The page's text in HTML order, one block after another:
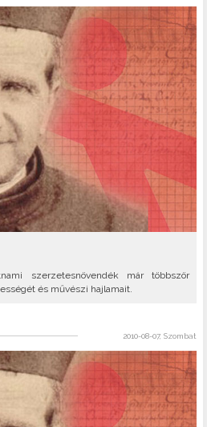
szerzetesnövendék már többször
és művészi hajlamait.
2010-08-07, Szombat